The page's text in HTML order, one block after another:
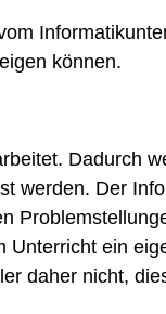
können.
Dadurch
werden. Der
Unterricht ein
daher nicht,